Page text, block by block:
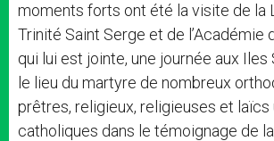
moments forts ont été la visite de la
Trinité Saint Serge et de l’Académie
qui lui est jointe, une journée aux Iles
le lieu du martyre de nombreux
prêtres, religieux, religieuses et laïcs
catholiques dans le témoignage de